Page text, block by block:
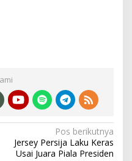
Pos berikutnya
Jersey Persija Laku Keras
Usai Juara Piala Presiden